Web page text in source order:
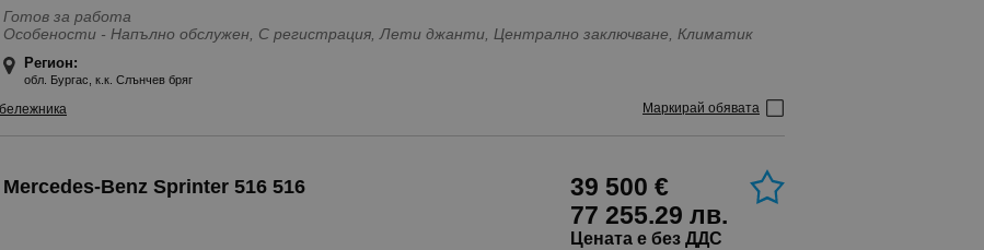
Готов за работа
Особености - Напълно обслужен, С регистрация, Лети джанти, Централно заключване, Климатик
Регион:
обл. Бургас, к.к. Слънчев бряг
Маркирай обявата
Mercedes-Benz Sprinter 516 516
39 500 €
77 255.29 лв.
Цената е без ДДС